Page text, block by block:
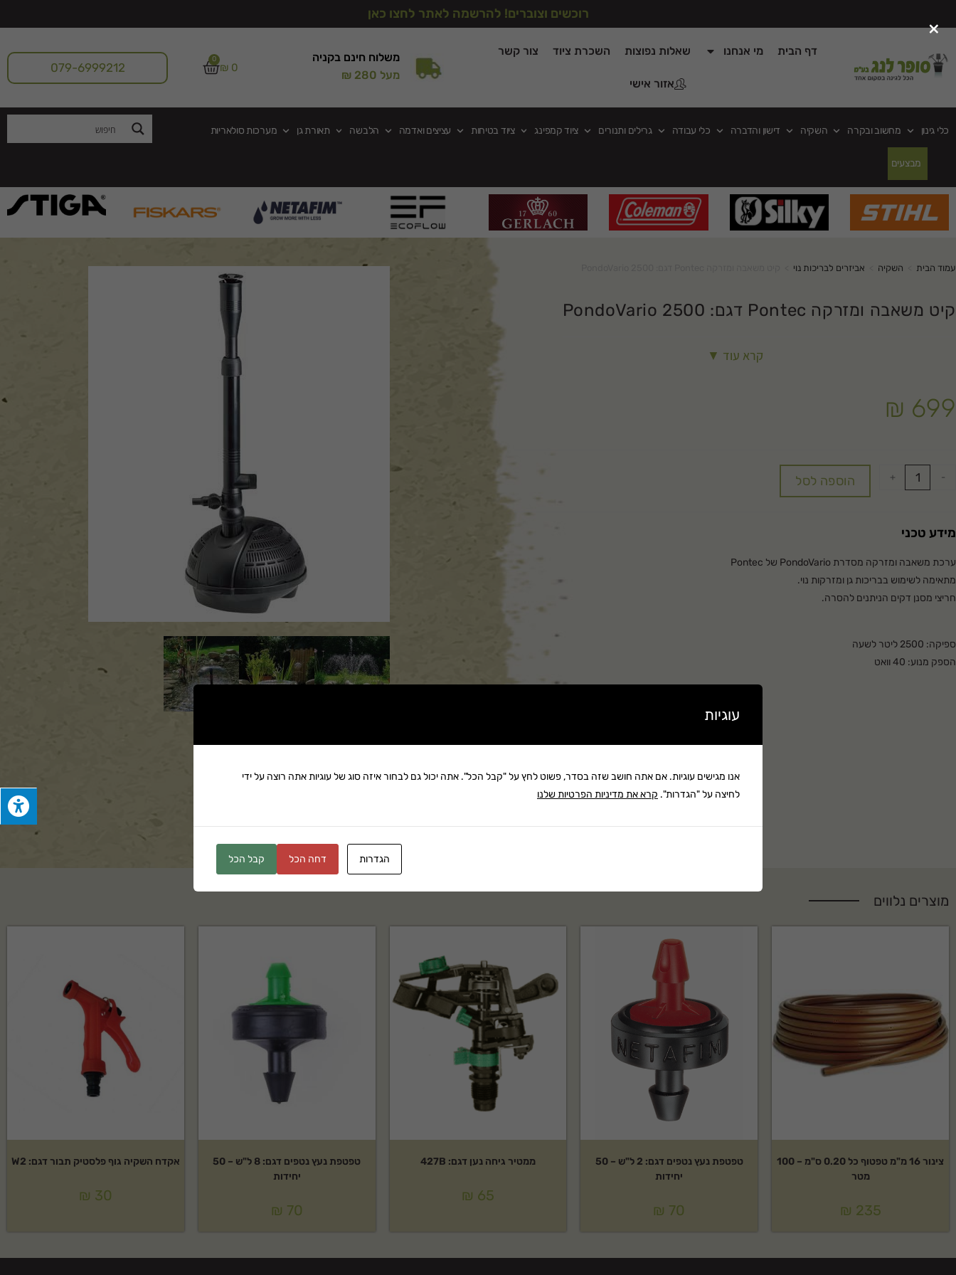
רוכשים וצוברים! להרשמה לאתר לחצו כאן
דף הבית מי אנחנו שאלות נפוצות השכרת ציוד צור קשר
אזור אישי
משלוח חינם בקניה
מעל 280 ₪
₪0
0
079-6999212
כלי גינון מחשוב ובקרה השקיה דישון והדברה כלי עבודה גרילים ותנורים ציוד קמפינג ציוד בטיחות עציצים ואדמה הלבשה תאורת גן מערכות סולאריות
מבצעים
עמוד הבית השקיה אביזרים לבריכות נוי
קיט משאבה ומזרקה Pontec דגם: PondoVario 2500
קרא עוד ▼
₪ 699
-
+ הוספה לסל
מידע טכני
ערכת משאבה ומזרקה מסדרת PondoVario של Pontec
מתאימה לשימוש בבריכות גן ומזרקות נוי.
חריצי מסנן דקים הניתנים להסרה.
ספיקה: 2500 ליטר לשעה.
תקופת אחריות 24 חודשים.
ספיקה: 2500 ליטר לשעה
הספק מנוע: 40 וואט
משלוח: 25 ₪
זמן אספקה:עד 8 ימי עסקים
מוצרים נלווים
צינור 16 מ"מ טפטוף כל 0.20 ס"מ – 100
מטר
₪ 235
טפטפת נעץ נטפים דגם: 2 ל"ש – 50
יחידות
₪ 70
ממטיר גיחה נען דגם: 427B
₪ 65
טפטפת נעץ נטפים דגם: 8 ל"ש – 50
יחידות
₪ 70
אקדח השקיה גוף פלסטיק תבור דגם: W2
₪ 30
×
עוגיות
אנו מגישים עוגיות. אם אתה חושב שזה בסדר, פשוט לחץ על "קבל הכל". אתה יכול גם לבחור איזה סוג של עוגיות אתה רוצה על ידי
לחיצה על "הגדרות". קרא את מדיניות הפרטיות שלנו
הגדרות דחה הכל קבל הכל